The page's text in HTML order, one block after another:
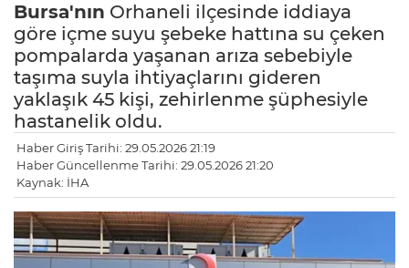
Bursa'nın Orhaneli ilçesinde iddiaya
göre içme suyu şebeke hattına su çeken
pompalarda yaşanan arıza sebebiyle
taşıma suyla ihtiyaçlarını gideren
yaklaşık 45 kişi, zehirlenme şüphesiyle
hastanelik oldu.
Haber Giriş Tarihi: 29.05.2026 21:19
Haber Güncellenme Tarihi: 29.05.2026 21:20
Kaynak: İHA